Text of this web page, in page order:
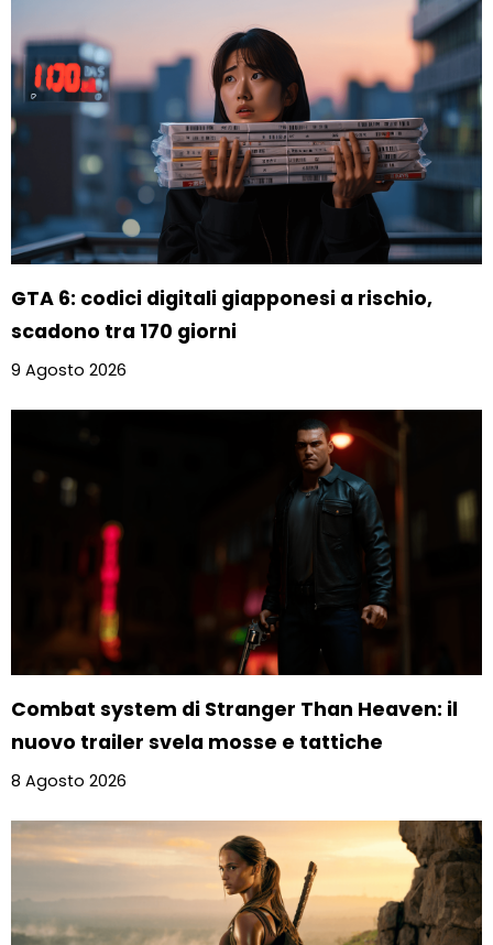
GTA 6: codici digitali giapponesi a rischio,
scadono tra 170 giorni
9 Agosto 2026
Combat system di Stranger Than Heaven: il
nuovo trailer svela mosse e tattiche
8 Agosto 2026